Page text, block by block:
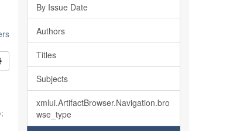
;
By Issue Date
Authors
Titles
Subjects
xmlui.ArtifactBrowser.Navigation.bro
wse_type